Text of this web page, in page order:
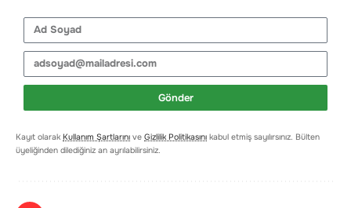
Gönder
Kayıt olarak Kullanım Şartlarını ve Gizlilik Politikasını kabul etmiş sayılırsınız. Bülten
üyeliğinden dilediğiniz an ayrılabilirsiniz.